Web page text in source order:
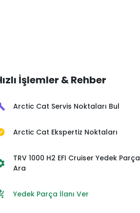
İşlemler & Rehber
Arctic Cat Servis Noktaları Bul
Arctic Cat Ekspertiz Noktaları
TRV 1000 H2 EFI Cruiser Yedek Parça
Ara
Yedek Parça İlanı Ver